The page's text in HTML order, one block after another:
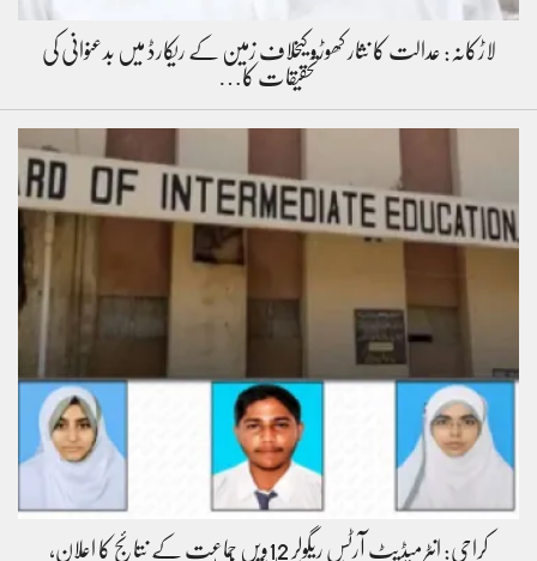
لاڑکانہ: عدالت کا نثار کھوڑو کیخلاف زمین کے ریکارڈ میں بدعنوانی کی
تحقیقات کا…
کراچی: انٹرمیڈیٹ آرٹس ریگولر 12ویں جماعت کے نتائج کا اعلان،